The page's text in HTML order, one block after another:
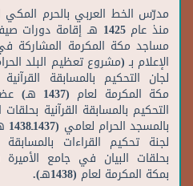
مدرّس الخط العربي بالحرم المكي
منذ عام 1425 هـ إقامة دورات
مساجد مكة المكرمة المشاركة
الإعلام بـ(مشروع تعظيم البلد
لجان التحكيم بالمسابقة القرآنية
مكة المكرمة لعام (1437 هـ)
التحكيم بالمسابقة القرآنية بحلقات
بالمسجد الحرام لعامي (1437 ـ1438
لجنة تحكيم القراءات بالمسابقة
بحلقات البيان في جامع الأميرة
بمكة المكرمة لعام (1438 هـ).